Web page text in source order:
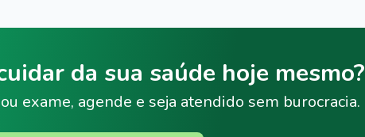
da sua saúde hoje mesmo?
exame, agende e seja atendido sem burocracia.